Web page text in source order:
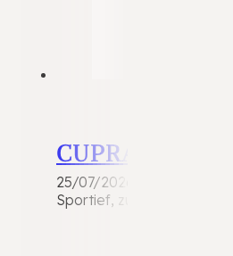
CUPRA Leon
25/07/2026
Sportief, zuinig én zeer